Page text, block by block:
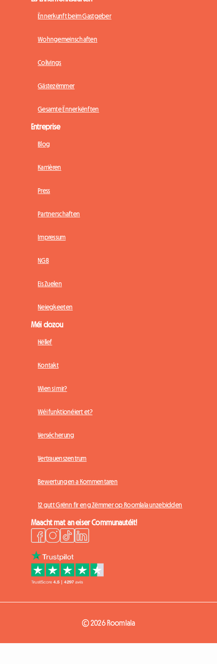
Ënnerkunft beim Gastgeber
Wohngemeinschaften
Colivings
Gästezëmmer
Gesamte Ënnerkënften
Entreprise
Blog
Karrièren
Press
Partnerschaften
Impressum
NGB
Eis Zuelen
Neiegkeeten
Méi dozou
Hëllef
Kontakt
Wien si mir?
Wéi funktionéiert et?
Versécherung
Vertrauenszentrum
Bewertungen a Kommentaren
12 gutt Grënn fir eng Zëmmer op Roomlala unzebidden
Maacht mat an eiser Communautéit!
© 2026 Roomlala